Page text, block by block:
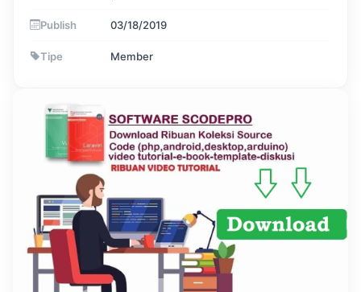
Publish 03/18/2019
Tipe Member